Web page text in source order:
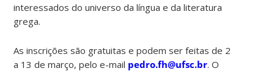
interessados do universo da língua e da literatura
grega.
As inscrições são gratuitas e podem ser feitas de 2
a 13 de março, pelo e-mail pedro.fh@ufsc.br. O